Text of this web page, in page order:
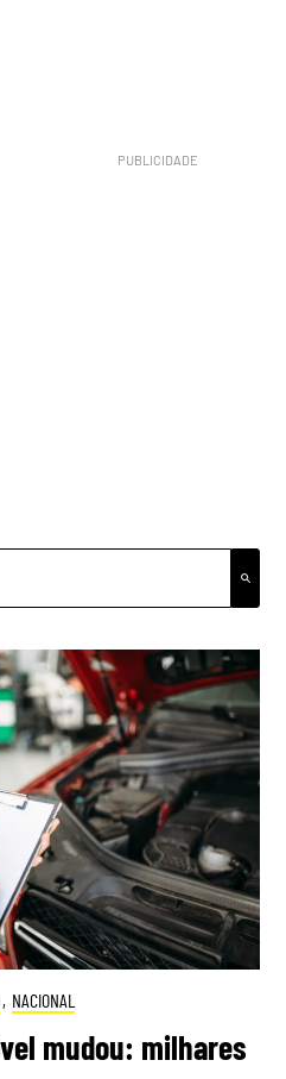
, NACIONAL
mudou: milhares